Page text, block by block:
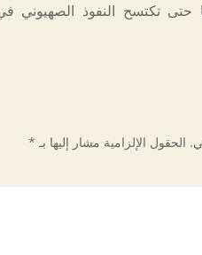
حتى تكتسح النفوذ الصهيوني
الحقول الإلزامية مشار إليها بـ *